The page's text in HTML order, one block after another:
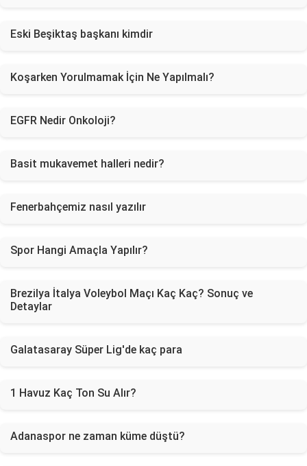
Eski Beşiktaş başkanı kimdir
Koşarken Yorulmamak İçin Ne Yapılmalı?
EGFR Nedir Onkoloji?
Basit mukavemet halleri nedir?
Fenerbahçemiz nasıl yazılır
Spor Hangi Amaçla Yapılır?
Brezilya İtalya Voleybol Maçı Kaç Kaç? Sonuç ve
Detaylar
Galatasaray Süper Lig'de kaç para
1 Havuz Kaç Ton Su Alır?
Adanaspor ne zaman küme düştü?